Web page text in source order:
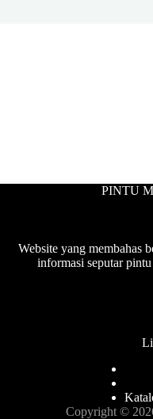
PINTU
Website yang membahas
informasi seputar
Copyright ©